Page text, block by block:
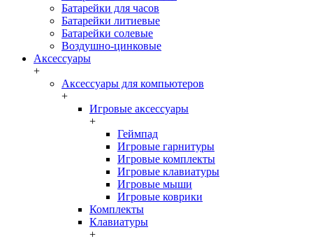
Батарейки для часов
Батарейки литиевые
Батарейки солевые
Воздушно-цинковые
Аксессуары
+
Аксессуары для компьютеров
+
Игровые аксессуары
+
Геймпад
Игровые гарнитуры
Игровые комплекты
Игровые клавиатуры
Игровые мыши
Игровые коврики
Комплекты
Клавиатуры
+